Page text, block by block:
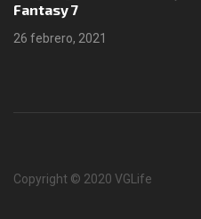
Fantasy 7
26 febrero, 2021
Copyright © 2020 VGLife